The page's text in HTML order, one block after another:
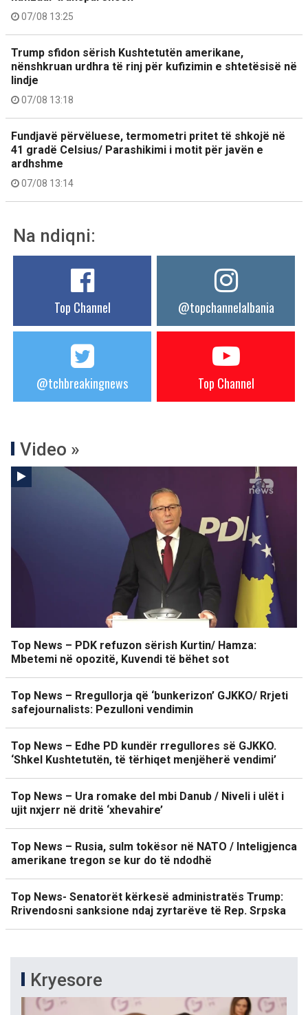
07/08 13:25
Trump sfidon sërish Kushtetutën amerikane,
nënshkruan urdhra të rinj për kufizimin e shtetësisë në
lindje
07/08 13:18
Fundjavë përvëluese, termometri pritet të shkojë në
41 gradë Celsius/ Parashikimi i motit për javën e
ardhshme
07/08 13:14
Na ndiqni:
Top Channel @topchannelalbania
@tchbreakingnews Top Channel
Video »
Top News – PDK refuzon sërish Kurtin/ Hamza:
Mbetemi në opozitë, Kuvendi të bëhet sot
Top News – Rregullorja që ‘bunkerizon’ GJKKO/ Rrjeti
safejournalists: Pezulloni vendimin
Top News – Edhe PD kundër rregullores së GJKKO.
‘Shkel Kushtetutën, të tërhiqet menjëherë vendimi’
Top News – Ura romake del mbi Danub / Niveli i ulët i
ujit nxjerr në dritë ‘xhevahire’
Top News – Rusia, sulm tokësor në NATO / Inteligjenca
amerikane tregon se kur do të ndodhë
Top News- Senatorët kërkesë administratës Trump:
Rrivendosni sanksione ndaj zyrtarëve të Rep. Srpska
Kryesore